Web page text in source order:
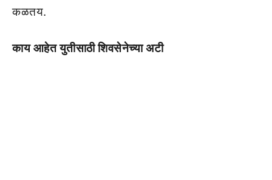
कळतय.
काय आहेत युतीसाठी शिवसेनेच्या अटी